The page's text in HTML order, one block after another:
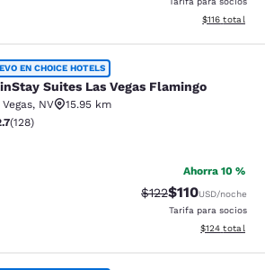
Ver detalles
$116 total
Las Vegas Flamingo
EN CHOICE HOTELS
Suites Las Vegas Flamingo
Vegas, NV
15.95 km
de 2.74 estrellas. Feria. 128 reseñas
(128)
Ahorra 10 %
Precio tachado:
$122Precio con
$110USD/noche
Tarifa para socios
Ver detalles
$124 total